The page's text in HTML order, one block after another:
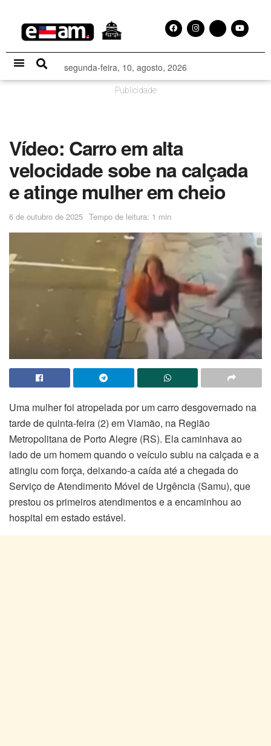
segunda-feira, 10, agosto, 2026
Publicidade
Vídeo: Carro em alta
velocidade sobe na calçada
e atinge mulher em cheio
6 de outubro de 2025 Tempo de leitura: 1 min
Uma mulher foi atropelada por um carro desgovernado na
tarde de quinta-feira (2) em Viamão, na Região
Metropolitana de Porto Alegre (RS). Ela caminhava ao
lado de um homem quando o veículo subiu na calçada e a
atingiu com força, deixando-a caída até a chegada do
Serviço de Atendimento Móvel de Urgência (Samu), que
prestou os primeiros atendimentos e a encaminhou ao
hospital em estado estável.